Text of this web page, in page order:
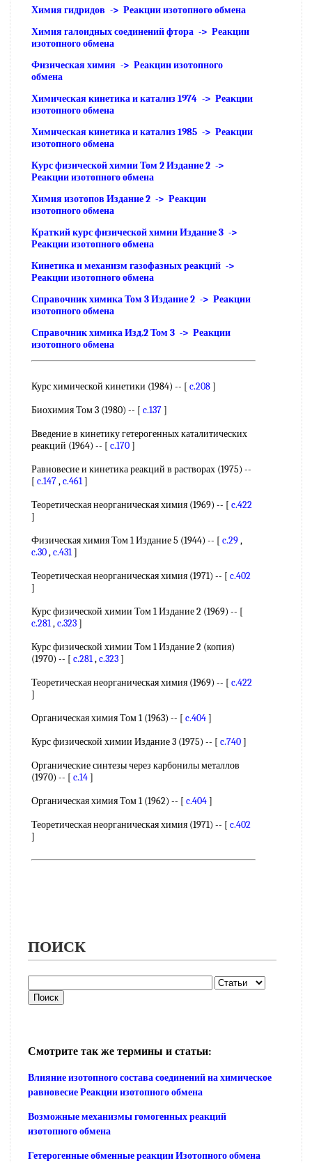
Химия гидридов -> Реакции изотопного обмена
Химия галоидных соединений фтора -> Реакции
изотопного обмена
Физическая химия -> Реакции изотопного
обмена
Химическая кинетика и катализ 1974 -> Реакции
изотопного обмена
Химическая кинетика и катализ 1985 -> Реакции
изотопного обмена
Курс физической химии Том 2 Издание 2 ->
Реакции изотопного обмена
Химия изотопов Издание 2 -> Реакции
изотопного обмена
Краткий курс физической химии Издание 3 ->
Реакции изотопного обмена
Кинетика и механизм газофазных реакций ->
Реакции изотопного обмена
Справочник химика Том 3 Издание 2 -> Реакции
изотопного обмена
Справочник химика Изд.2 Том 3 -> Реакции
изотопного обмена
Курс химической кинетики (1984) -- [ c.208]
Биохимия Том 3 (1980) -- [ c.137]
Введение в кинетику гетерогенных каталитических
реакций (1964) -- [ c.170]
Равновесие и кинетика реакций в растворах (1975) --
[ c.147,c.461]
Теоретическая неорганическая химия (1969) -- [ c.422
]
Физическая химия Том 1 Издание 5 (1944) -- [ c.29,
c.30,c.431]
Теоретическая неорганическая химия (1971) -- [ c.402
]
Курс физической химии Том 1 Издание 2 (1969) -- [
c.281,c.323]
Курс физической химии Том 1 Издание 2 (копия)
(1970) -- [ c.281,c.323]
Теоретическая неорганическая химия (1969) -- [ c.422
]
Органическая химия Том 1 (1963) -- [ c.404]
Курс физической химии Издание 3 (1975) -- [ c.740]
Органические синтезы через карбонилы металлов
(1970) -- [ c.14]
Органическая химия Том 1 (1962) -- [ c.404]
Теоретическая неорганическая химия (1971) -- [ c.402
]
ПОИСК
Смотрите так же термины и статьи:
Влияние изотопного состава соединений на химическое
равновесие Реакции изотопного обмена
Возможные механизмы гомогенных реакций
изотопного обмена
Гетерогенные обменные реакции Изотопного обмена